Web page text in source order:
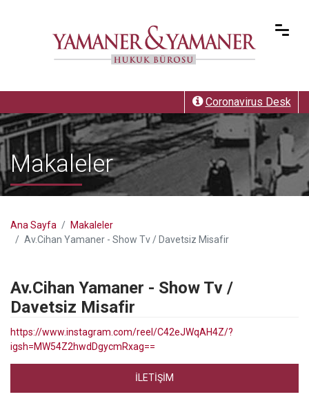
Coronavirus Desk
Makaleler
Ana Sayfa
Makaleler
Av.Cihan Yamaner - Show Tv / Davetsiz Misafir
Av.Cihan Yamaner - Show Tv /
Davetsiz Misafir
https://www.instagram.com/reel/C42eJWqAH4Z/?
igsh=MW54Z2hwdDgycmRxag==
İLETİŞİM